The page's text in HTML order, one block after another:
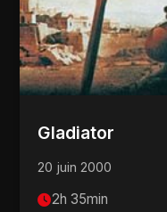
Gladiator
20 juin 2000
2h 35min